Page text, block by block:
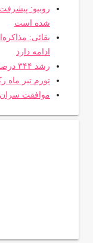
روبیو:
شده است
بقائی:
ادامه دارد
رشد ۳۴۴ درصدی قیمت روغن/ لبنیات چقدر گران شد؟
تورم تیر ماه رکورد
موافقت سران